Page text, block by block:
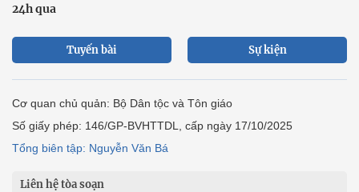
24h qua
Tuyến bài Sự kiện
Cơ quan chủ quản: Bộ Dân tộc và Tôn giáo
Số giấy phép: 146/GP-BVHTTDL, cấp ngày 17/10/2025
Tổng biên tập: Nguyễn Văn Bá
Liên hệ tòa soạn